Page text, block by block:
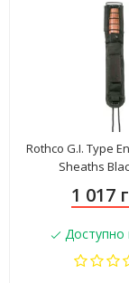
Rothco G.I. Type
Sheaths
1 017
Доступно